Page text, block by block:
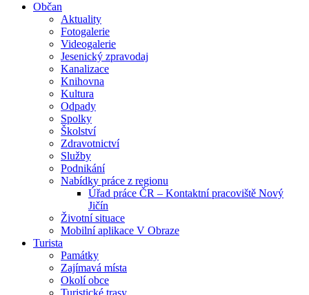
Občan
Aktuality
Fotogalerie
Videogalerie
Jesenický zpravodaj
Kanalizace
Knihovna
Kultura
Odpady
Spolky
Školství
Zdravotnictví
Služby
Podnikání
Nabídky práce z regionu
Úřad práce ČR – Kontaktní pracoviště Nový
Jičín
Životní situace
Mobilní aplikace V Obraze
Turista
Památky
Zajímavá místa
Okolí obce
Turistické trasy